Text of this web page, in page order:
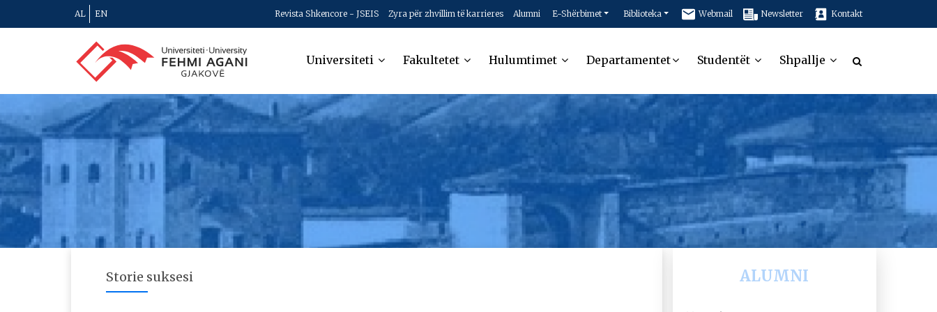
AL EN Revista Shkencore - JSEIS Zyra për zhvillim të karrieres Alumni E-Shërbimet Biblioteka Webmail Newsletter Kontakt
Universiteti Fakultetet Hulumtimet Departamentet Studentët Shpallje
Storie suksesi ALUMNI